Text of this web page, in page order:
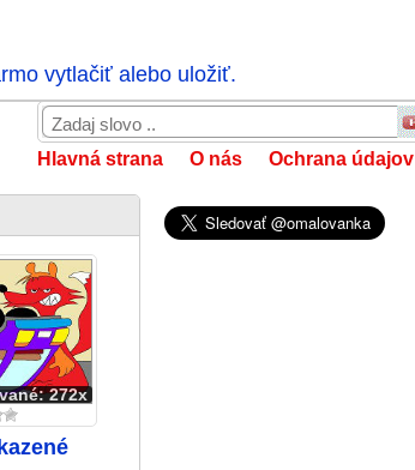
vytlačiť alebo uložiť.
Hlavná strana O nás Ochrana údajov
272x